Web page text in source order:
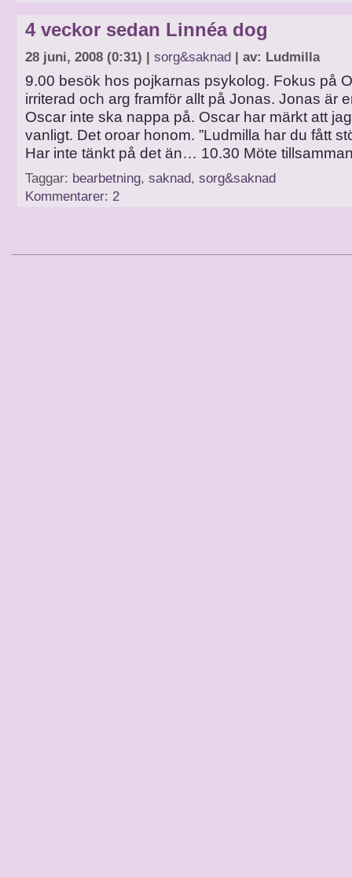
4 veckor sedan Linnéa dog
28 juni, 2008 (0:31) | sorg&saknad | av: Ludmilla
9.00 besök hos pojkarnas psykolog. Fokus på
irriterad och arg framför allt på Jonas. Jonas är
Oscar inte ska nappa på. Oscar har märkt att
vanligt. Det oroar honom. ”Ludmilla har du fått
Har inte tänkt på det än… 10.30 Möte
Taggar: bearbetning, saknad, sorg&saknad
Kommentarer: 2